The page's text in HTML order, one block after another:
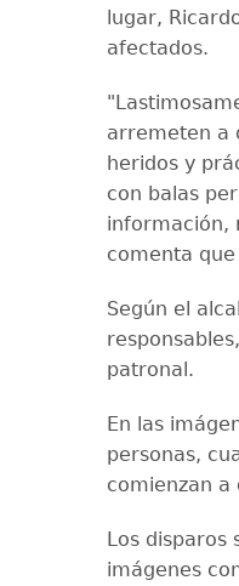
lugar,
afectados.
arremeten a
heridos y
con balas
información,
comenta
Según el
patronal.
En las
personas,
comienzan
Los disparos
imágenes